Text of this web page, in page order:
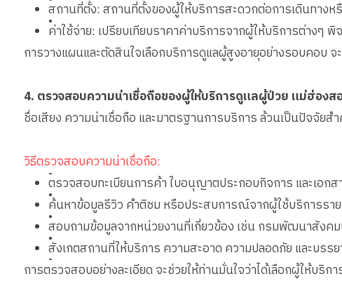
สถานที่ตั้ง: สถานที่ตั้งของผู้ให้บริการสะดวกต่อการเดินทางห
•
ค่าใช้จ่าย: เปรียบเทียบราคาค่าบริการจากผู้ให้บริการต่าง
การวางแผนและตัดสินใจเลือกบริการดูแลผู้สูงอายุอย่างรอบคอบ
4. ตรวจสอบความน่าเชื่อถือของผู้ให้บริการดูแลผู้ป่วย แม่ฮ่อง
ชื่อเสียง ความน่าเชื่อถือ และมาตรฐานการบริการ ล้วนเป็นปัจจั
วิธีตรวจสอบความน่าเชื่อถือ:
•
ตรวจสอบทะเบียนการค้า ใบอนุญาตประกอบกิจการ และเอ
•
ค้นหาข้อมูลรีวิว คำติชม หรือประสบการณ์จากผู้ใช้บริการรา
•
สอบถามข้อมูลจากหน่วยงานที่เกี่ยวข้อง เช่น กรมพัฒนาสังค
•
สังเกตสถานที่ให้บริการ ความสะอาด ความปลอดภัย และบรร
•
การตรวจสอบอย่างละเอียด จะช่วยให้ท่านมั่นใจว่าได้เลือกผู้ให้บ